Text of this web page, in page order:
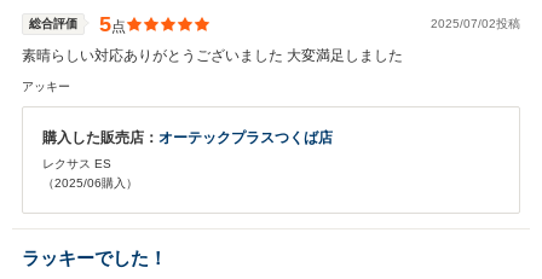
総合評価 5点 2025/07/02投稿
素晴らしい対応ありがとうございました 大変満足しました
アッキー
購入した販売店： オーテックプラスつくば店
レクサス ES
（2025/06購入）
ラッキーでした！